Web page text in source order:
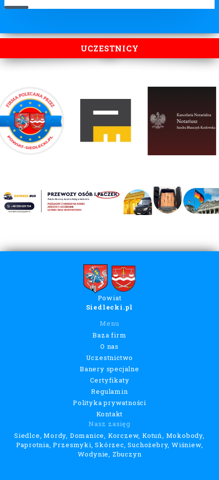
UCZESTNICY
Powiat
Siedlecki.pl
Menu
Baza firm
O nas
Uczestnictwo
Banery specjalne
Certyfikaty
Regulamin
Polityka prywatności
Kontakt
Nasz zasięg
Siedlce, Mordy, Domanice, Korczew, Kotuń, Mokobody,
Paprotnia, Przesmyki, Skórzec, Suchożebry, Wiśniew,
Wodynie, Zbuczyn